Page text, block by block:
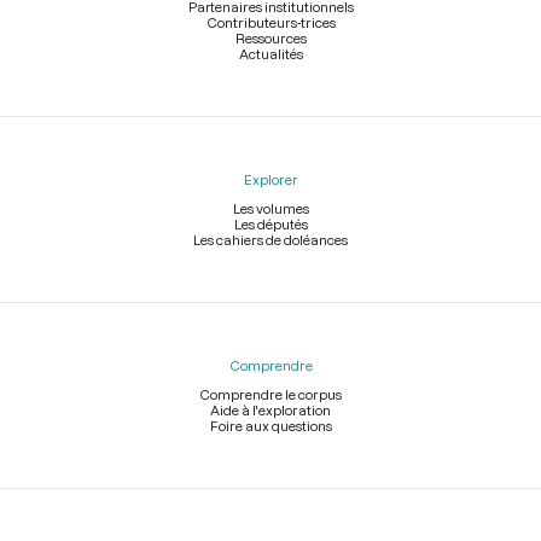
Partenaires institutionnels
Contributeurs-trices
Ressources
Actualités
Explorer
Les volumes
Les députés
Les cahiers de doléances
Comprendre
Comprendre le corpus
Aide à l'exploration
Foire aux questions